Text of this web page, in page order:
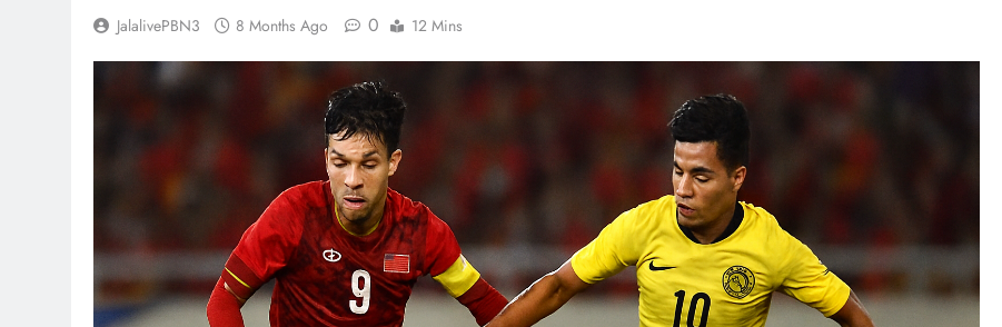
JalalivePBN3 8 Months Ago 0 12 Mins